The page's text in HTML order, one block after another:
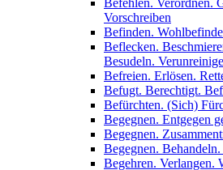
Befehlen. Verordnen.
Vorschreiben
Befinden.
Beflecken.
Besudeln.
Befreien. Erlösen.
Befugt. Berechtigt.
Befürchten. (Sich)
Begegnen. Entgegen
Begegnen.
Begegnen.
Begehren. Verlangen.